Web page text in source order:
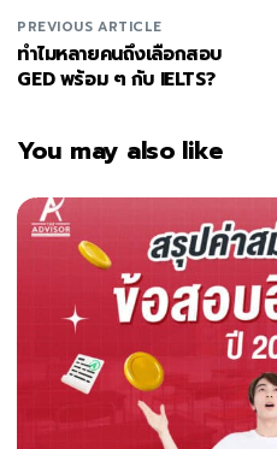
PREVIOUS ARTICLE
ทำไมหลายคนถึงเลือกสอบ
GED พร้อม ๆ กับ IELTS?
You may also like